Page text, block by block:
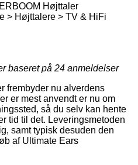
Højttaler
> Højttalere > TV & HiFi
baseret på 24 anmeldelser
frembyder nu alverdens
er mest anvendt er nu om
så du selv kan hente
tid til det. Leveringsmetoden
samt typisk desuden den
af Ultimate Ears